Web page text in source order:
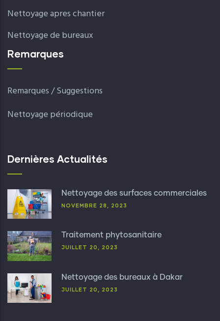
Nettoyage apres chantier
Nettoyage de bureaux
Remarques
Remarques / Suggestions
Nettoyage périodique
Dernières Actualités
Nettoyage des surfaces commerciales
NOVEMBRE 28, 2023
Traitement phytosanitaire
JUILLET 20, 2023
Nettoyage des bureaux à Dakar
JUILLET 20, 2023